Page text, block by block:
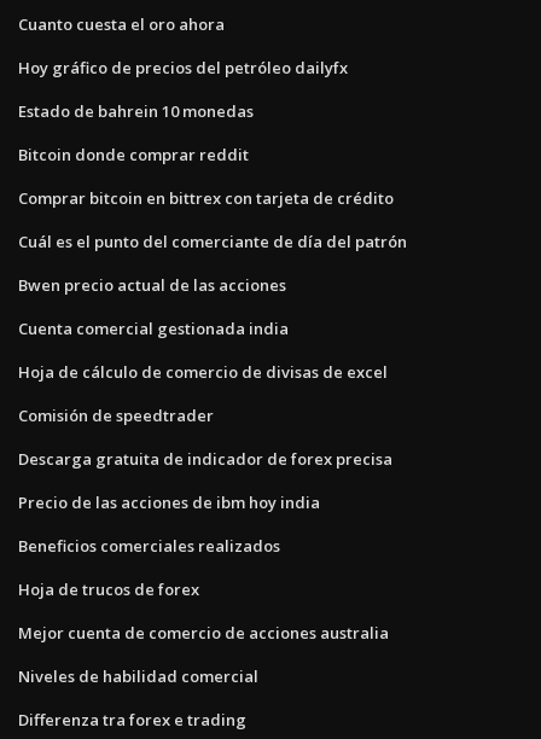
Cuanto cuesta el oro ahora
Hoy gráfico de precios del petróleo dailyfx
Estado de bahrein 10 monedas
Bitcoin donde comprar reddit
Comprar bitcoin en bittrex con tarjeta de crédito
Cuál es el punto del comerciante de día del patrón
Bwen precio actual de las acciones
Cuenta comercial gestionada india
Hoja de cálculo de comercio de divisas de excel
Comisión de speedtrader
Descarga gratuita de indicador de forex precisa
Precio de las acciones de ibm hoy india
Beneficios comerciales realizados
Hoja de trucos de forex
Mejor cuenta de comercio de acciones australia
Niveles de habilidad comercial
Differenza tra forex e trading